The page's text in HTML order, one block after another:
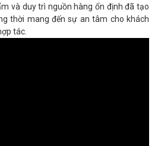
và duy trì nguồn hàng ổn định đã tạo
thời mang đến sự an tâm cho khách
tác.